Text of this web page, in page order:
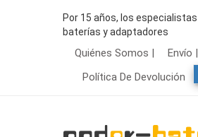
Por 15 años, los especialistas
baterías y adaptadores
Quiénes Somos | Envío |
Política De Devolución